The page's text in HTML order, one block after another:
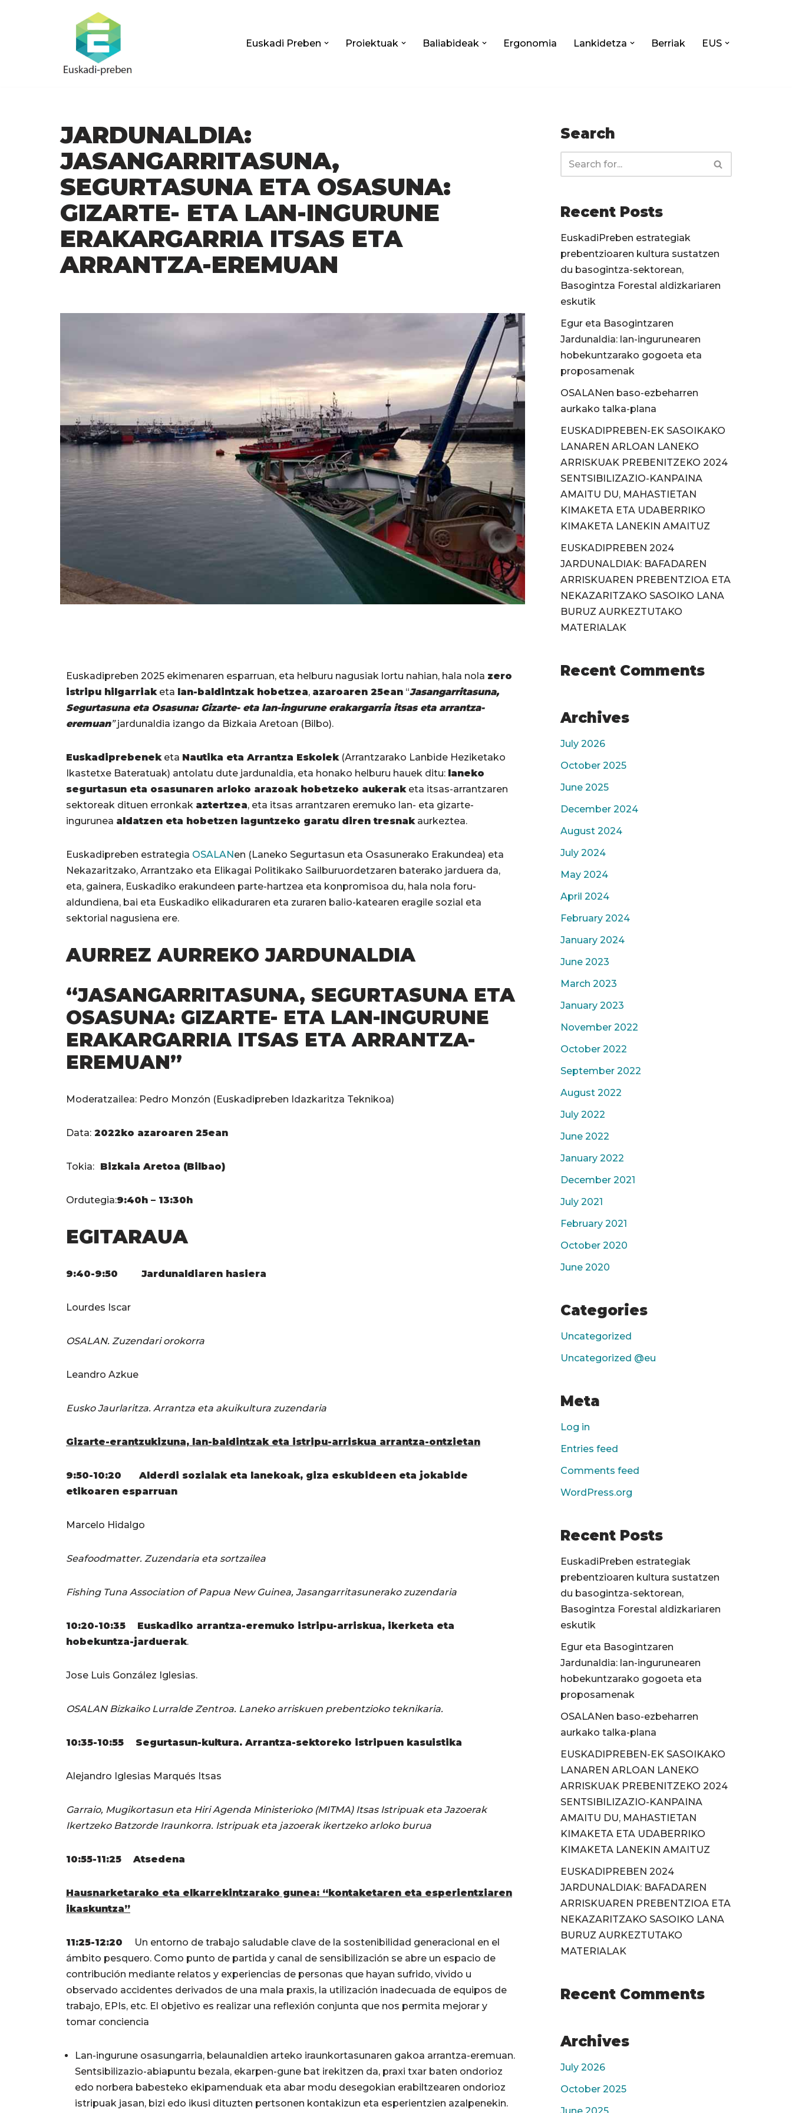
Euskadi Preben Proiektuak Baliabideak Ergonomia Lankidetza Berriak EUS
JARDUNALDIA:
JASANGARRITASUNA,
SEGURTASUNA ETA OSASUNA:
GIZARTE- ETA LAN-INGURUNE
ERAKARGARRIA ITSAS ETA
ARRANTZA-EREMUAN
Euskadipreben 2025 ekimenaren esparruan, eta helburu nagusiak lortu nahian, hala nola zero
istripu hilgarriaketa lan-baldintzak hobetzea, azaroaren 25ean “Jasangarritasuna,
Segurtasuna eta Osasuna: Gizarte- eta lan-ingurune erakargarria itsas eta arrantza-
eremuan”jardunaldia izango da Bizkaia Aretoan (Bilbo).
Euskadiprebeneketa Nautika eta Arrantza Eskolek(Arrantzarako Lanbide Heziketako
Ikastetxe Bateratuak) antolatu dute jardunaldia, eta honako helburu hauek ditu: laneko
segurtasun eta osasunaren arloko arazoak hobetzeko aukeraketa itsas-arrantzaren
sektoreak dituen erronkak aztertzea, eta itsas arrantzaren eremuko lan- eta gizarte-
ingurunea aldatzen eta hobetzen laguntzeko garatu diren tresnakaurkeztea.
Euskadipreben estrategia OSALAN en (Laneko Segurtasun eta Osasunerako Erakundea) eta
Nekazaritzako, Arrantzako eta Elikagai Politikako Sailburuordetzaren baterako jarduera da,
eta, gainera, Euskadiko erakundeen parte-hartzea eta konpromisoa du, hala nola foru-
aldundiena, bai eta Euskadiko elikaduraren eta zuraren balio-katearen eragile sozial eta
sektorial nagusiena ere.
AURREZ AURREKO JARDUNALDIA
“JASANGARRITASUNA, SEGURTASUNA ETA
OSASUNA: GIZARTE- ETA LAN-INGURUNE
ERAKARGARRIA ITSAS ETA ARRANTZA-
EREMUAN”
Moderatzailea: Pedro Monzón (Euskadipreben Idazkaritza Teknikoa)
Data: 2022ko azaroaren 25ean
Tokia: Bizkaia Aretoa (Bilbao)
Ordutegia:9:40h – 13:30h
EGITARAUA
9:40-9:50 Jardunaldiaren hasiera
Lourdes Iscar
OSALAN. Zuzendari orokorra
Leandro Azkue
Eusko Jaurlaritza. Arrantza eta akuikultura zuzendaria
Gizarte-erantzukizuna, lan-baldintzak eta istripu-arriskua arrantza-ontzietan
9:50-10:20 Alderdi sozialak eta lanekoak, giza eskubideen eta jokabide
etikoaren esparruan
Marcelo Hidalgo
Seafoodmatter. Zuzendaria eta sortzailea
Fishing Tuna Association of Papua New Guinea, Jasangarritasunerako zuzendaria
10:20-10:35 Euskadiko arrantza-eremuko istripu-arriskua, ikerketa eta
hobekuntza-jarduerak.
Jose Luis González Iglesias.
OSALAN Bizkaiko Lurralde Zentroa. Laneko arriskuen prebentzioko teknikaria.
10:35-10:55 Segurtasun-kultura. Arrantza-sektoreko istripuen kasuistika
Alejandro Iglesias Marqués Itsas
Garraio, Mugikortasun eta Hiri Agenda Ministerioko (MITMA) Itsas Istripuak eta Jazoerak
Ikertzeko Batzorde Iraunkorra. Istripuak eta jazoerak ikertzeko arloko burua
10:55-11:25 Atsedena
Hausnarketarako eta elkarrekintzarako gunea: “kontaketaren eta esperientziaren
ikaskuntza”
11:25-12:20
Un entorno de trabajo saludable clave de la sostenibilidad generacional en el
ámbito pesquero. Como punto de partida y canal de sensibilización se abre un espacio de
contribución mediante relatos y experiencias de personas que hayan sufrido, vivido u
observado accidentes derivados de una mala praxis, la utilización inadecuada de equipos de
trabajo, EPIs, etc. El objetivo es realizar una reflexión conjunta que nos permita mejorar y
tomar conciencia
Lan-ingurune osasungarria, belaunaldien arteko iraunkortasunaren gakoa arrantza-eremuan.
Sentsibilizazio-abiapuntu bezala, ekarpen-gune bat irekitzen da, praxi txar baten ondorioz
edo norbera babesteko ekipamenduak eta abar modu desegokian erabiltzearen ondorioz
istripuak jasan, bizi edo ikusi dituzten pertsonen kontakizun eta esperientzien azalpenekin.
Search
Recent Posts
EuskadiPreben estrategiak
prebentzioaren kultura sustatzen
du basogintza-sektorean,
Basogintza Forestal aldizkariaren
eskutik
Egur eta Basogintzaren
Jardunaldia: lan-ingurunearen
hobekuntzarako gogoeta eta
proposamenak
OSALANen baso-ezbeharren
aurkako talka-plana
EUSKADIPREBEN-EK SASOIKAKO
LANAREN ARLOAN LANEKO
ARRISKUAK PREBENITZEKO 2024
SENTSIBILIZAZIO-KANPAINA
AMAITU DU, MAHASTIETAN
KIMAKETA ETA UDABERRIKO
KIMAKETA LANEKIN AMAITUZ
EUSKADIPREBEN 2024
JARDUNALDIAK: BAFADAREN
ARRISKUAREN PREBENTZIOA ETA
NEKAZARITZAKO SASOIKO LANA
BURUZ AURKEZTUTAKO
MATERIALAK
Recent Comments
Archives
July 2026
October 2025
June 2025
December 2024
August 2024
July 2024
May 2024
April 2024
February 2024
January 2024
June 2023
March 2023
January 2023
November 2022
October 2022
September 2022
August 2022
July 2022
June 2022
January 2022
December 2021
July 2021
February 2021
October 2020
June 2020
Categories
Uncategorized
Uncategorized @eu
Meta
Log in
Entries feed
Comments feed
WordPress.org
Recent Posts
EuskadiPreben estrategiak
prebentzioaren kultura sustatzen
du basogintza-sektorean,
Basogintza Forestal aldizkariaren
eskutik
Egur eta Basogintzaren
Jardunaldia: lan-ingurunearen
hobekuntzarako gogoeta eta
proposamenak
OSALANen baso-ezbeharren
aurkako talka-plana
EUSKADIPREBEN-EK SASOIKAKO
LANAREN ARLOAN LANEKO
ARRISKUAK PREBENITZEKO 2024
SENTSIBILIZAZIO-KANPAINA
AMAITU DU, MAHASTIETAN
KIMAKETA ETA UDABERRIKO
KIMAKETA LANEKIN AMAITUZ
EUSKADIPREBEN 2024
JARDUNALDIAK: BAFADAREN
ARRISKUAREN PREBENTZIOA ETA
NEKAZARITZAKO SASOIKO LANA
BURUZ AURKEZTUTAKO
MATERIALAK
Recent Comments
Archives
July 2026
October 2025
June 2025